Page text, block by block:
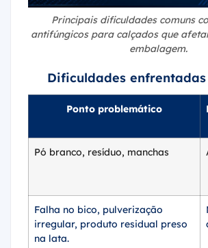
Principais dificuldades comuns
antifúngicos para calçados que
embalagem.
Dificuldades
Ponto problemático
Pó branco, resíduo, manchas
Falha no bico, pulverização
irregular, produto residual preso
na lata.